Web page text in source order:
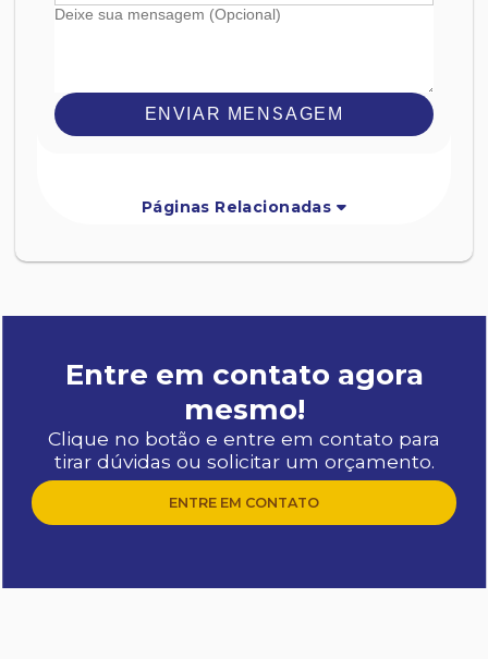
ENVIAR MENSAGEM
Páginas Relacionadas
Entre em contato agora
mesmo!
Clique no botão e entre em contato para
tirar dúvidas ou solicitar um orçamento.
ENTRE EM CONTATO